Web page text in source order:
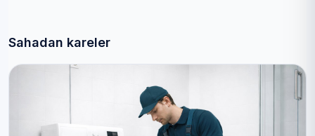
Sahadan kareler